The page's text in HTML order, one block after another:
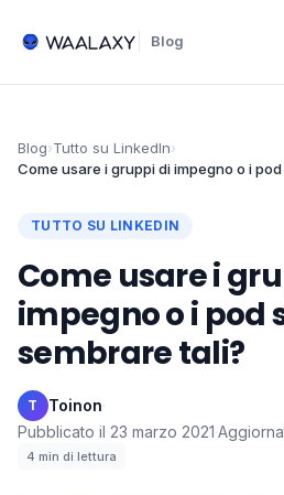
Blog
Blog›Tutto su LinkedIn›
Come usare i gruppi di impegno o i
TUTTO SU LINKEDIN
Come usare i
impegno o i pod
sembrare tali?
T Toinon·
Pubblicato il 23 marzo 2021·
4 min di lettura